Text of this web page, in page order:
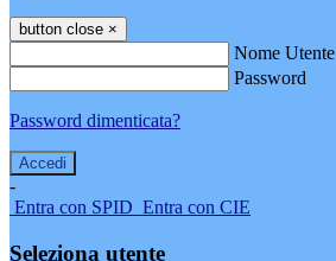
button close ×
Nome Utente
Password
Password dimenticata?
-
Entra con SPID Entra con CIE
Seleziona utente